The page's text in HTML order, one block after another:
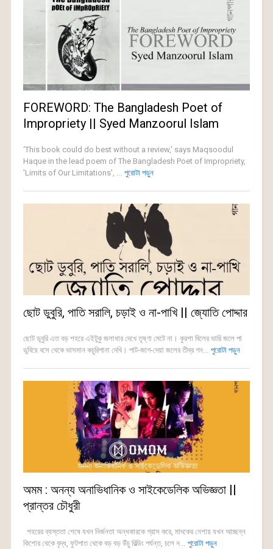
FOREWORD: The Bangladesh Poet of
Impropriety || Syed Manzoorul Islam
‘This book could do best without a review,' says Maqsoodul
Haque in the lead poem of The Bangladesh Poet of Impropriety,
'Limits of Our Limitations', ... পুরোটা পড়ুন
ছোট ডুবুরি, পাতি সরালি, চড়াই ও না-পাখি || জ্যোতি পোদ্দার
ছোট ডুবুরি এত বড় শহরে এইটুকু জলাধার দেখে তৃষ্ণা মেটে না। কুরশা বিলের ভারি জলে পা
ডুবিয়ে বসে থেকে ভাসমান কচুরিপানা দেখি। পাট-জাগ-দেয়া জলের তীব্র গন... পুরোটা পড়ুন
অমম : অনন্য অনাভিধানিক ও সাইকেডেলিক অভিজ্ঞতা ||
প্রান্তর চৌধুরী
শহরের ব্যস্ততা শেষে যখন নির্জনতা অন্ধকারকে গ্রাস করে, মাদকের নেশায় যখন আচ্ছন্ন
কিশোর থেকে বৃদ্ধ, ফুটপাত থেকে বড় বড় উঁচু বিল্ডিং পর্যন্ত, চলে ন... পুরোটা পড়ুন